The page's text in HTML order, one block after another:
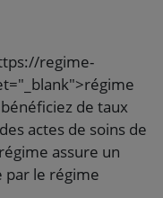
regime-
de taux
actes de soins de
assure un
par le régime